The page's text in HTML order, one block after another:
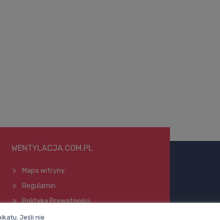
WENTYLACJA.COM.PL
Mapa witryny
Regulamin
Polityka Prywatności
Pomoc
Jeśli nie